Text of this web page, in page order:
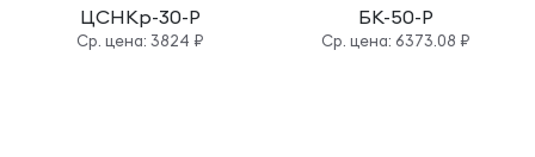
ЦСНКр-30-Р
Cр. цена: 3824 ₽
БК-50-Р
Cр. цена: 6373.08 ₽